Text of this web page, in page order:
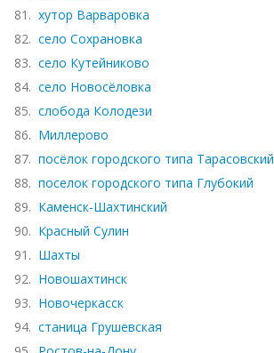
81. хутор Варваровка
82. село Сохрановка
83. село Кутейниково
84. село Новосёловка
85. слобода Колодези
86. Миллерово
87. посёлок городского типа Тарасовский
88. поселок городского типа Глубокий
89. Каменск-Шахтинский
90. Красный Сулин
91. Шахты
92. Новошахтинск
93. Новочеркасск
94. станица Грушевская